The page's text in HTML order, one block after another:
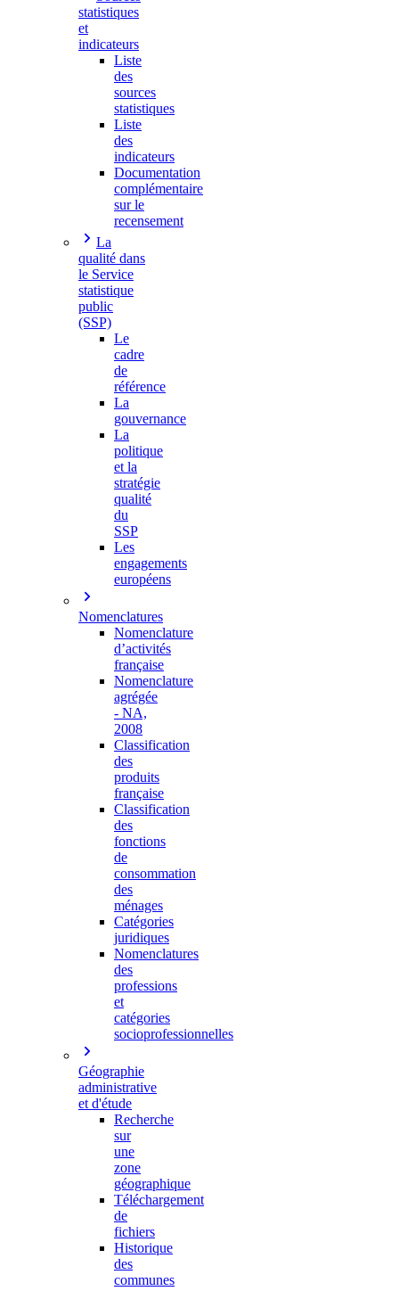
statistiques
et
indicateurs
Liste
des
sources
statistiques
Liste
des
indicateurs
Documentation
complémentaire
sur le
recensement
La
qualité dans
le Service
statistique
public
(SSP)
Le
cadre
de
référence
La
gouvernance
La
politique
et la
stratégie
qualité
du
SSP
Les
engagements
européens
Nomenclatures
Nomenclature
d’activités
française
Nomenclature
agrégée
- NA,
2008
Classification
des
produits
française
Classification
des
fonctions
de
consommation
des
ménages
Catégories
juridiques
Nomenclatures
des
professions
et
catégories
socioprofessionnelles
Géographie
administrative
et d'étude
Recherche
sur
une
zone
géographique
Téléchargement
de
fichiers
Historique
des
communes